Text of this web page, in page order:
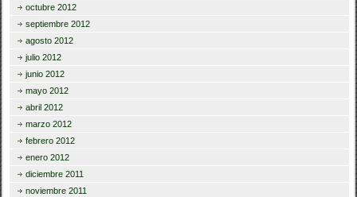
octubre 2012
septiembre 2012
agosto 2012
julio 2012
junio 2012
mayo 2012
abril 2012
marzo 2012
febrero 2012
enero 2012
diciembre 2011
noviembre 2011